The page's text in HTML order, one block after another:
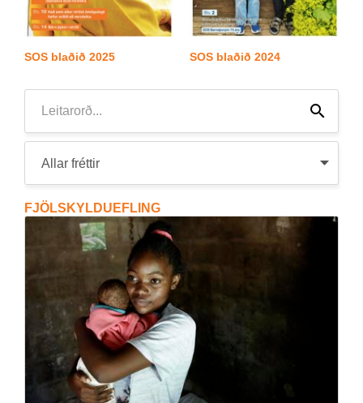
SOS blað­ið 2025 SOS blað­ið 2024
Leita
FJÖLSKYLDUEFLING